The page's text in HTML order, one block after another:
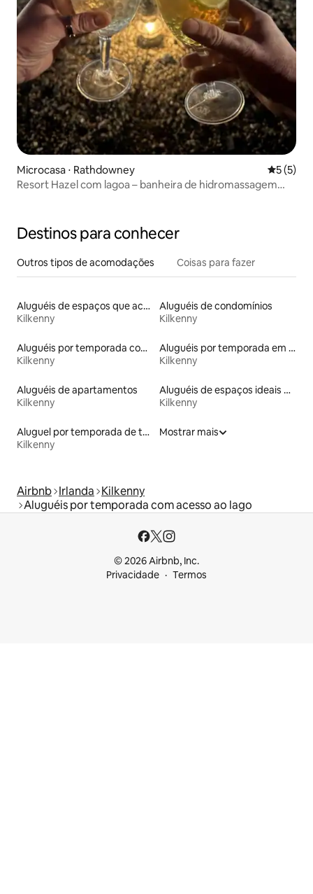
Microcasa ⋅ Rathdowney 5 de
5 (5)
Resort Hazel com lagoa – banheira de hidromassagem
Destinos para conhecer
Outros tipos de acomodações Coisas para fazer
Aluguéis de espaços que aceitam animais de estimação
Kilkenny
Aluguéis de condomínios
Kilkenny
Aluguéis por temporada com banheira de hidromassagem
Kilkenny
Aluguéis por temporada em hotéis-fazenda
Kilkenny
Aluguéis de apartamentos
Kilkenny
Aluguéis de espaços ideais para famílias
Kilkenny
Aluguel por temporada de townhouses
Kilkenny
Mostrar mais
Airbnb Irlanda Kilkenny
Aluguéis por temporada com acesso ao lago
© 2026 Airbnb, Inc.
Privacidade
Termos